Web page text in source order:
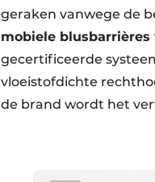
geraken vanwege de
mobiele blusbarrières
gecertificeerde
vloeistofdichte
de brand wordt het